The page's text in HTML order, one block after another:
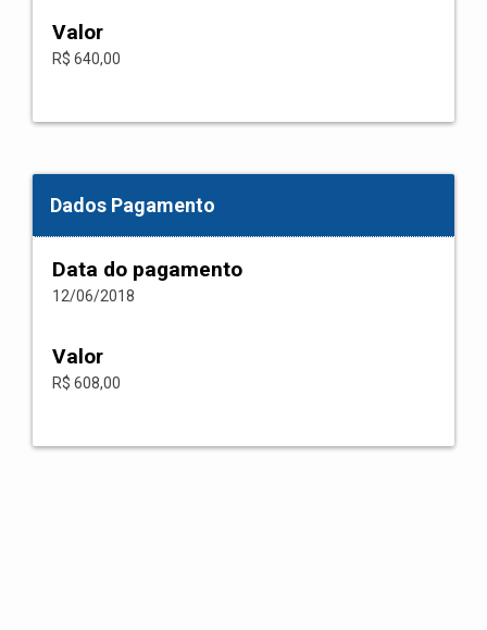
Valor
R$ 640,00
Dados Pagamento
Data do pagamento
12/06/2018
Valor
R$ 608,00